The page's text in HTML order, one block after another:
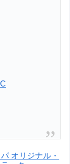
オリジナル・